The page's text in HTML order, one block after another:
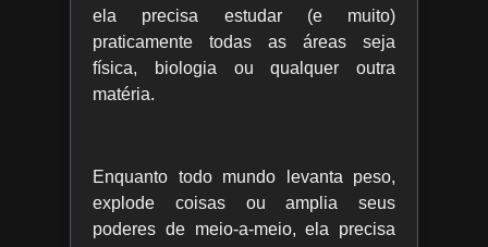
ela precisa estudar (e muito)
praticamente todas as áreas seja
física, biologia ou qualquer outra
matéria.
Enquanto todo mundo levanta peso,
explode coisas ou amplia seus
poderes de meio-a-meio, ela precisa